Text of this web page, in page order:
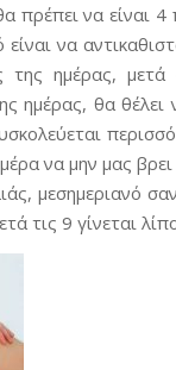
πρέπει να είναι
να
ημέρας,
ημέρας, θα
να μην μας
μεσημεριανό
τις 9 γίνεται